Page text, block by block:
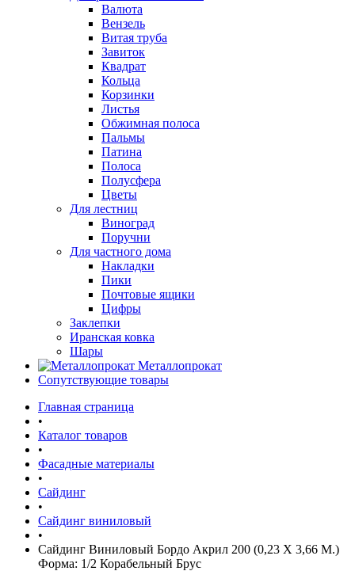
Валюта
Вензель
Витая труба
Завиток
Квадрат
Кольца
Корзинки
Листья
Обжимная полоса
Пальмы
Патина
Полоса
Полусфера
Цветы
Для лестниц
Виноград
Поручни
Для частного дома
Накладки
Пики
Почтовые ящики
Цифры
Заклепки
Иранская ковка
Шары
Металлопрокат
Сопутствующие товары
Главная страница
•
Каталог товаров
•
Фасадные материалы
•
Сайдинг
•
Сайдинг виниловый
•
Сайдинг Виниловый Бордо Акрил 200 (0,23 Х 3,66 М.)
Форма: 1/2 Корабельный Брус